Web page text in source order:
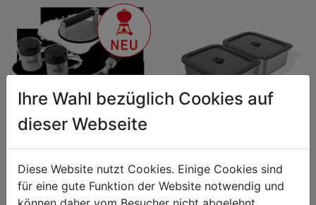
Weber Plancha Smashed
Burger Set, 4-teilig
Weber WORKS
Aufbewahrungsbox (2
Boxen - 4-teilig)
Ihre Wahl bezüglich Cookies auf
dieser Webseite
Diese Website nutzt Cookies. Einige Cookies sind
für eine gute Funktion der Website notwendig und